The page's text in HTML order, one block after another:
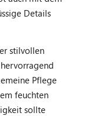
Details
stilvollen
Pflege
feuchten
sollte